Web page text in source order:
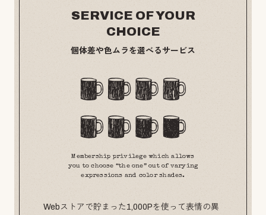
SERVICE OF YOUR
CHOICE
個体差や色ムラを選べるサービス
Membership privilege which allows
you to choose “the one” out of varying
expressions and color shades.
Webストアで貯まった1,000Pを使って表情の異